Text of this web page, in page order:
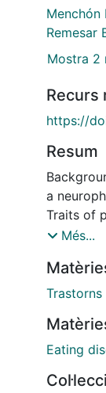
Menchón
Remesar
Mostra 2
Recurs
https://
Resum
a
Traits of
purging
studied,
were
(EDI-2
Més...
Eating